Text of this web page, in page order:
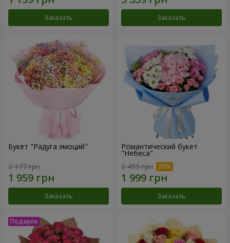
Заказать Заказать
Букет "Радуга эмоций"
2 177 грн
Заказать
Романтический букет
"Небеса"
2 499 грн
Заказать